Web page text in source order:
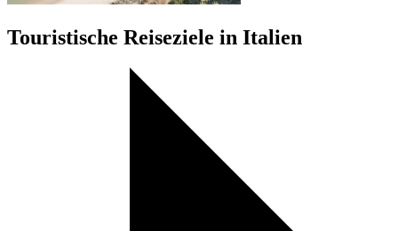
Touristische Reiseziele in Italien